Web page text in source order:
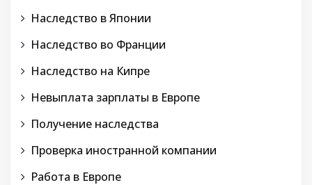
Наследство в Японии
Наследство во Франции
Наследство на Кипре
Невыплата зарплаты в Европе
Получение наследства
Проверка иностранной компании
Работа в Европе